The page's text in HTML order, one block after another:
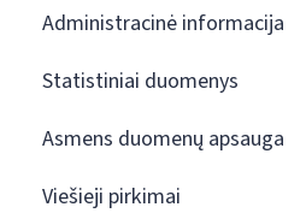
Administracinė informacija
Statistiniai duomenys
Asmens duomenų apsauga
Viešieji pirkimai